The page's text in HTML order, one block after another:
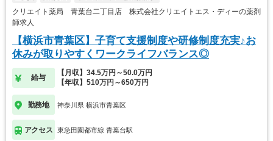
クリエイト薬局 青葉台二丁目店 株式会社クリエイトエス・ディーの薬剤
師求人
【横浜市青葉区】子育て支援制度や研修制度充実♪お
休みが取りやすくワークライフバランス◎
給与
【月収】34.5万円～50.0万円
【年収】510万円～650万円
勤務地 神奈川県 横浜市青葉区
アクセス 東急田園都市線 青葉台駅